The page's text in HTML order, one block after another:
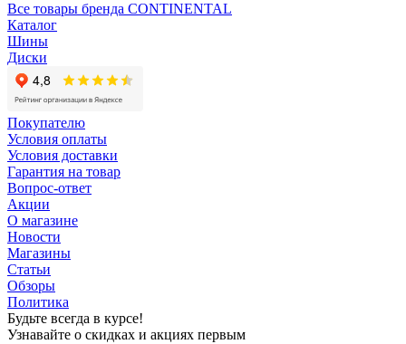
Все товары бренда CONTINENTAL
Каталог
Шины
Диски
Покупателю
Условия оплаты
Условия доставки
Гарантия на товар
Вопрос-ответ
Акции
О магазине
Новости
Магазины
Статьи
Обзоры
Политика
Будьте всегда в курсе!
Узнавайте о скидках и акциях первым